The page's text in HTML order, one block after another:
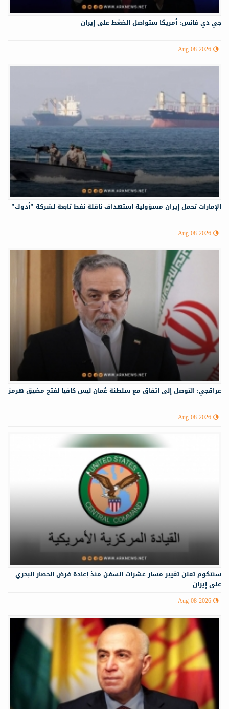
جي دي فانس: أمريكا ستواصل الضغط على إيران
Aug 08 2026
الإمارات تحمل إيران مسؤولية استهداف ناقلة نفط تابعة لشركة "أدوك"
Aug 08 2026
عراقجي: التوصل إلى اتفاق مع سلطنة عُمان ليس كافيا لفتح مضيق هرمز
Aug 08 2026
سنتكوم تعلن تغيير مسار عشرات السفن منذ إعادة فرض الحصار البحري
على إيران
Aug 08 2026